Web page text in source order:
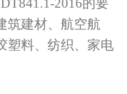
2016的要
筑建材、航空航
塑料、纺织、家电